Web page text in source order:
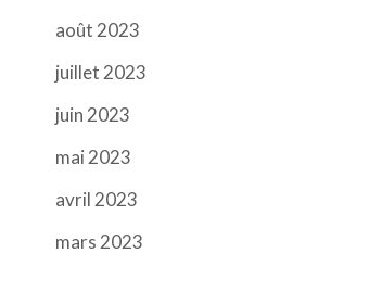
août 2023
juillet 2023
juin 2023
mai 2023
avril 2023
mars 2023